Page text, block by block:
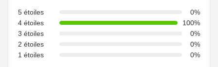
5 étoiles
0%
4 étoiles
100%
3 étoiles
0%
2 étoiles
0%
1 étoiles
0%